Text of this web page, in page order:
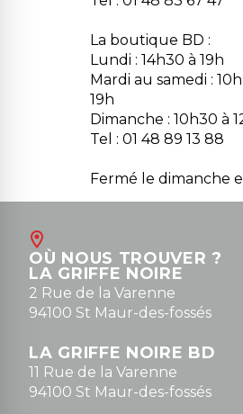
La boutique BD :
Lundi : 14h30 à 19h
Mardi au samedi : 10h
19h
Dimanche : 10h30 à
Tel : 01 48 89 13 88
Fermé le dimanche
Août
contact@la-griffe-
0148836747
OÙ NOUS TROUVER ?
LA GRIFFE NOIRE
2 Rue de la Varenne
94100 St Maur-des-fossés
LA GRIFFE NOIRE BD
11 Rue de la Varenne
94100 St Maur-des-fossés